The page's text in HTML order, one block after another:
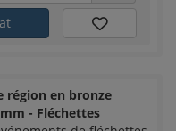
région en bronze
- Fléchettes